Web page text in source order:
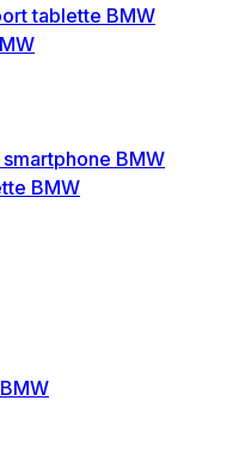
tablette BMW
BMW
BMW